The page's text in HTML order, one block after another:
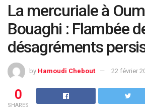
La mercuriale à
Bouaghi : Flambée
désagréments
by Hamoudi Chebout 22 février
0
SHARES